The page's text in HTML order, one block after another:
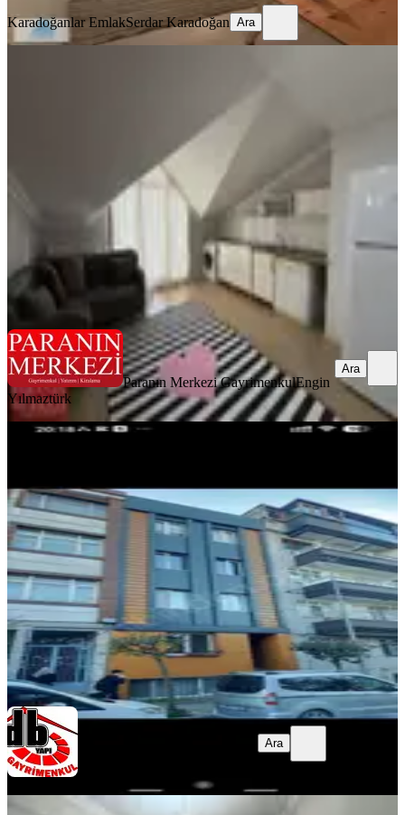
Karadoğanlar EmlakSerdar Karadoğan Ara
Eyüpsultan, Güzeltepe Mahallesi
75 m² ·
45.000 ₺
Paranın Merkezi Gayrimenkul Engin Yılmaztürk
Paranın Merkezi GayrimenkulEngin
Yılmaztürk
Ara
MANZARALI
Eyüpsultan, Rami Cuma Mahallesi
80 m²· Bahçe katı·03.08.2026
20.000 ₺
D&B GayrimenkulYaşar Deniz
Ara
Ara
MANZARALI